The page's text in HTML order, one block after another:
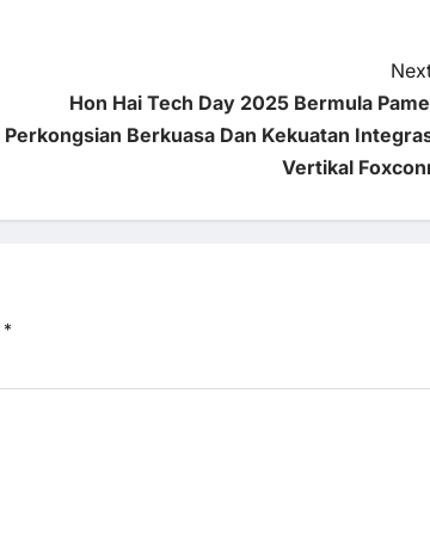
Hon Hai Tech Day 2025 Bermula
Perkongsian Berkuasa Dan Kekuatan
Vertikal
*